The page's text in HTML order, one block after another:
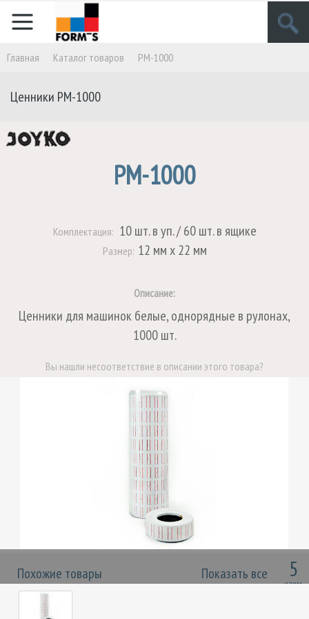
Главная Кaталог товаров PM-1000
Ценники PM-1000
PM-1000
Комплектация: 10 шт. в уп. / 60 шт. в ящике
Размер: 12 мм х 22 мм
Описание:
Ценники для машинок белые, однорядные в рулонах,
1000 шт.
Вы нашли несоответствие в описании этого товара?
НАПИШИТЕ НАМ
Похожие товары 5
наим.
Показать все